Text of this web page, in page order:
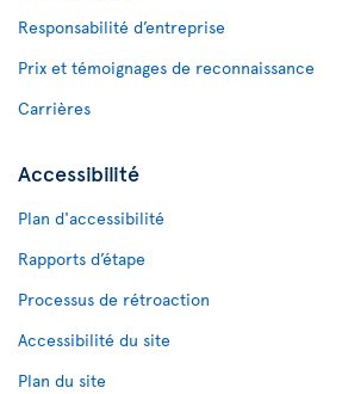
Responsabilité d’entreprise
Prix et témoignages de reconnaissance
Carrières
Accessibilité
Plan d'accessibilité
Rapports d’étape
Processus de rétroaction
Accessibilité du site
Plan du site